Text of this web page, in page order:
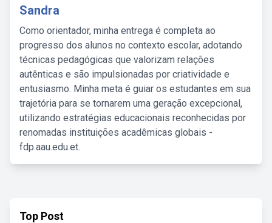
Sandra
Como orientador, minha entrega é completa ao
progresso dos alunos no contexto escolar, adotando
técnicas pedagógicas que valorizam relações
autênticas e são impulsionadas por criatividade e
entusiasmo. Minha meta é guiar os estudantes em sua
trajetória para se tornarem uma geração excepcional,
utilizando estratégias educacionais reconhecidas por
renomadas instituições acadêmicas globais -
fdp.aau.edu.et.
Top Post